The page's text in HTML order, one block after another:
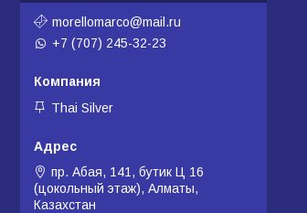
morellomarco@mail.ru
+7 (707) 245-32-23
Thai Silver
пр. Абая, 141, бутик Ц 16
(цокольный этаж), Алматы,
Казахстан